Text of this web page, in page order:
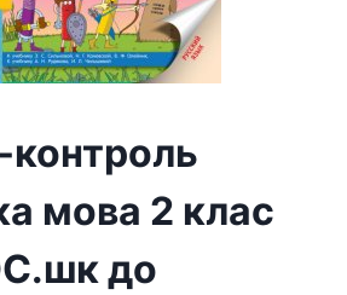
мова 2 клас
до